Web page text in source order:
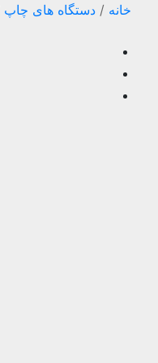
خانه / دستگاه های چاپ